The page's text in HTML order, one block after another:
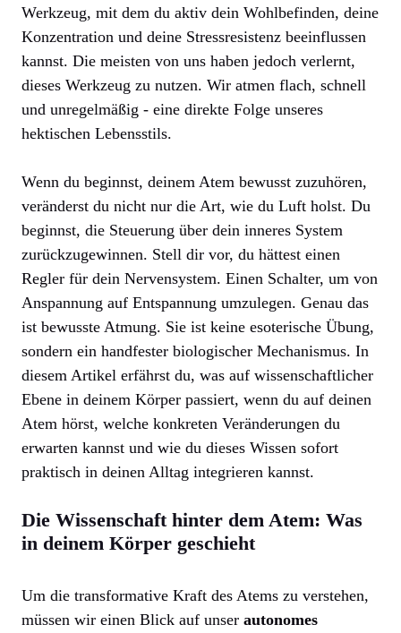
Werkzeug, mit dem du aktiv dein Wohlbefinden, deine
Konzentration und deine Stressresistenz beeinflussen
kannst. Die meisten von uns haben jedoch verlernt,
dieses Werkzeug zu nutzen. Wir atmen flach, schnell
und unregelmäßig - eine direkte Folge unseres
hektischen Lebensstils.
Wenn du beginnst, deinem Atem bewusst zuzuhören,
veränderst du nicht nur die Art, wie du Luft holst. Du
beginnst, die Steuerung über dein inneres System
zurückzugewinnen. Stell dir vor, du hättest einen
Regler für dein Nervensystem. Einen Schalter, um von
Anspannung auf Entspannung umzulegen. Genau das
ist bewusste Atmung. Sie ist keine esoterische Übung,
sondern ein handfester biologischer Mechanismus. In
diesem Artikel erfährst du, was auf wissenschaftlicher
Ebene in deinem Körper passiert, wenn du auf deinen
Atem hörst, welche konkreten Veränderungen du
erwarten kannst und wie du dieses Wissen sofort
praktisch in deinen Alltag integrieren kannst.
Die Wissenschaft hinter dem Atem: Was
in deinem Körper geschieht
Um die transformative Kraft des Atems zu verstehen,
müssen wir einen Blick auf unser autonomes